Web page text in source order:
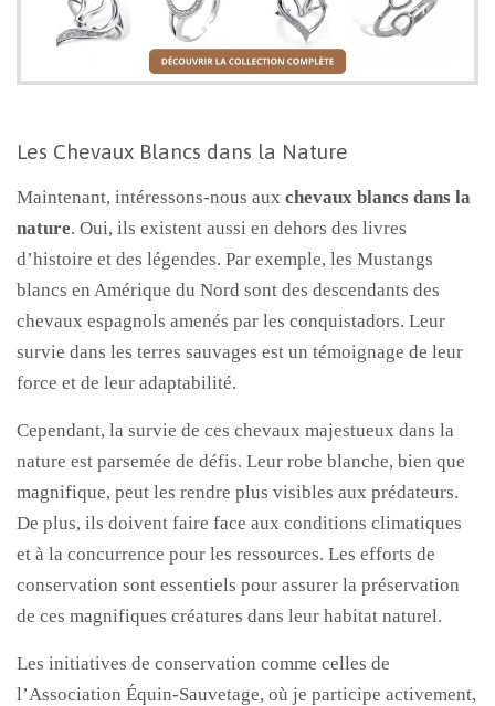
Les Chevaux Blancs dans la Nature
Maintenant, intéressons-nous aux chevaux blancs dans la
nature. Oui, ils existent aussi en dehors des livres
d’histoire et des légendes. Par exemple, les Mustangs
blancs en Amérique du Nord sont des descendants des
chevaux espagnols amenés par les conquistadors. Leur
survie dans les terres sauvages est un témoignage de leur
force et de leur adaptabilité.
Cependant, la survie de ces chevaux majestueux dans la
nature est parsemée de défis. Leur robe blanche, bien que
magnifique, peut les rendre plus visibles aux prédateurs.
De plus, ils doivent faire face aux conditions climatiques
et à la concurrence pour les ressources. Les efforts de
conservation sont essentiels pour assurer la préservation
de ces magnifiques créatures dans leur habitat naturel.
Les initiatives de conservation comme celles de
l’Association Équin-Sauvetage, où je participe activement,